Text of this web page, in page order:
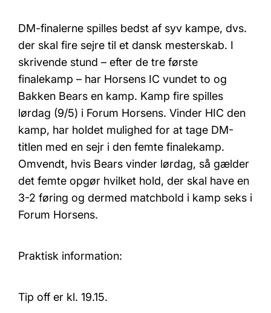
DM-finalerne spilles bedst af syv kampe, dvs.
der skal fire sejre til et dansk mesterskab. I
skrivende stund – efter de tre første
finalekamp – har Horsens IC vundet to og
Bakken Bears en kamp. Kamp fire spilles
lørdag (9/5) i Forum Horsens. Vinder HIC den
kamp, har holdet mulighed for at tage DM-
titlen med en sejr i den femte finalekamp.
Omvendt, hvis Bears vinder lørdag, så gælder
det femte opgør hvilket hold, der skal have en
3-2 føring og dermed matchbold i kamp seks i
Forum Horsens.
Praktisk information:
Tip off er kl. 19.15.